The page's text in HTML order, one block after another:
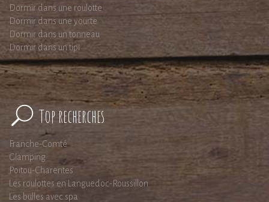
Dormir dans une roulotte
Dormir dans une yourte
Dormir dans un tonneau
Dormir dans un tipi
Top recherches
Franche-Comté
Glamping
Poitou-Charentes
Les roulottes en Languedoc-Roussillon
Les bulles avec spa